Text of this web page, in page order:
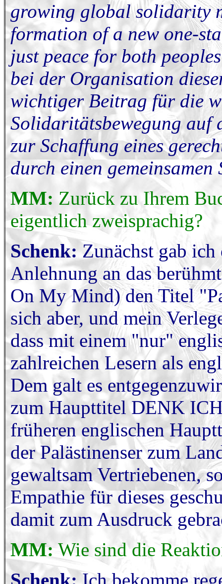
growing global solidarity
formation of a new one-
just peace for both
bei der Organisation
wichtiger Beitrag für die
Solidaritätsbewegung auf
zur Schaffung eines
durch einen gemeinsamen
MM: Zurück zu Ihrem
eigentlich zweisprachig?
Schenk:Zunächst gab
Anlehnung an das
On My Mind) den Titel
sich aber, und mein
dass mit einem "nur"
zahlreichen Lesern als
Dem galt es
zum Haupttitel DENK
früheren englischen
der Palästinenser zum
gewaltsam Vertriebenen,
Empathie für dieses
damit zum Ausdruck
MM:Wie sind die